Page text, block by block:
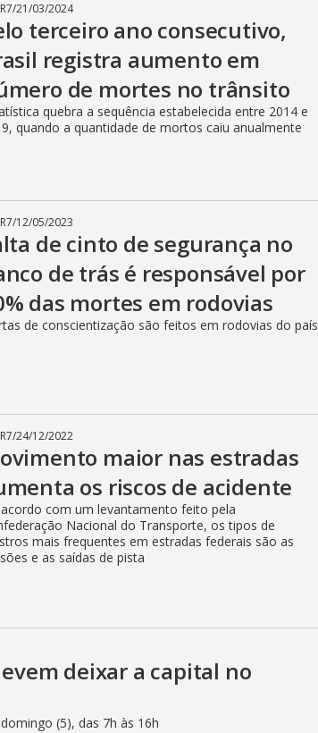
/21/03/2024
terceiro ano consecutivo,
registra aumento em
de mortes no trânsito
quebra a sequência estabelecida entre 2014 e
quando a quantidade de mortos caiu anualmente
/12/05/2023
de cinto de segurança no
de trás é responsável por
das mortes em rodovias
de conscientização são feitos em rodovias do país
/24/12/2022
maior nas estradas
os riscos de acidente
com um levantamento feito pela
Nacional do Transporte, os tipos de
mais frequentes em estradas federais são as
e as saídas de pista
deixar a capital no
(5), das 7h às 16h